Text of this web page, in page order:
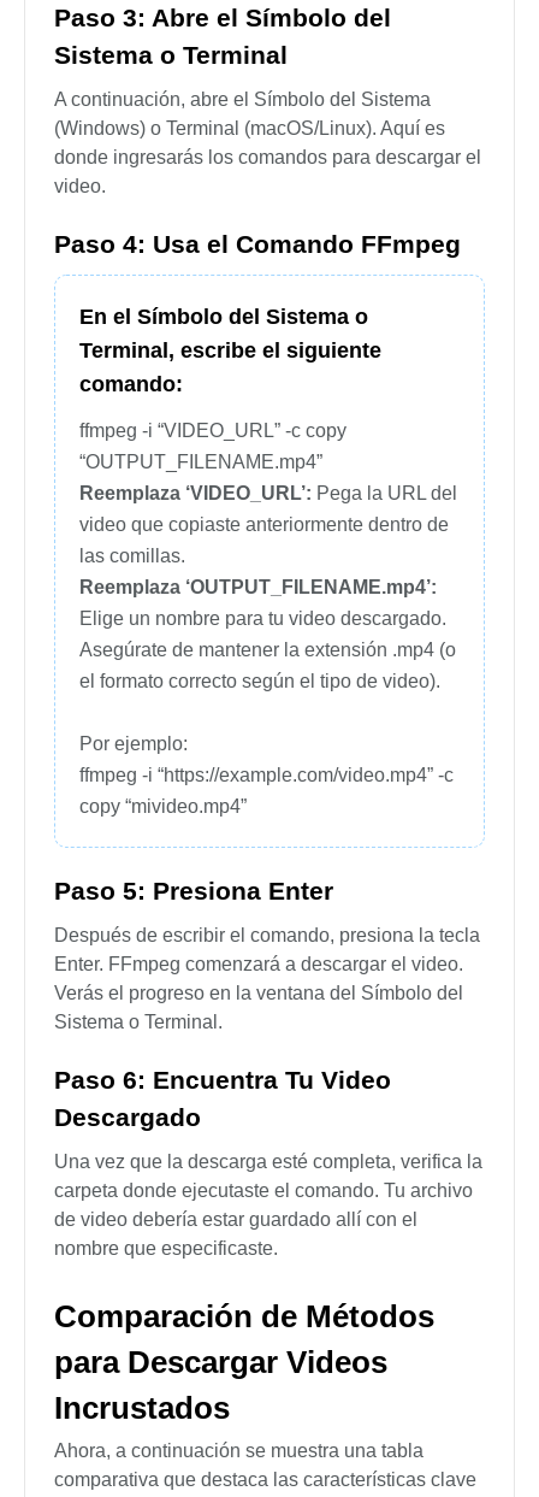
Paso 3: Abre el Símbolo del
Sistema o Terminal
A continuación, abre el Símbolo del Sistema
(Windows) o Terminal (macOS/Linux). Aquí es
donde ingresarás los comandos para descargar el
video.
Paso 4: Usa el Comando FFmpeg
En el Símbolo del Sistema o
Terminal, escribe el siguiente
comando:
ffmpeg -i “VIDEO_URL” -c copy
“OUTPUT_FILENAME.mp4”
Reemplaza ‘VIDEO_URL’: Pega la URL del
video que copiaste anteriormente dentro de
las comillas.
Reemplaza ‘OUTPUT_FILENAME.mp4’:
Elige un nombre para tu video descargado.
Asegúrate de mantener la extensión .mp4 (o
el formato correcto según el tipo de video).
Por ejemplo:
ffmpeg -i “https://example.com/video.mp4” -c
copy “mivideo.mp4”
Paso 5: Presiona Enter
Después de escribir el comando, presiona la tecla
Enter. FFmpeg comenzará a descargar el video.
Verás el progreso en la ventana del Símbolo del
Sistema o Terminal.
Paso 6: Encuentra Tu Video
Descargado
Una vez que la descarga esté completa, verifica la
carpeta donde ejecutaste el comando. Tu archivo
de video debería estar guardado allí con el
nombre que especificaste.
Comparación de Métodos
para Descargar Videos
Incrustados
Ahora, a continuación se muestra una tabla
comparativa que destaca las características clave